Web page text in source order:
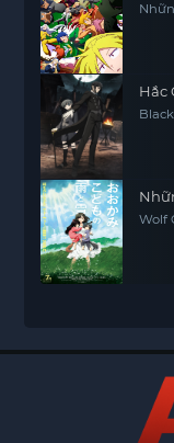
Hắc
Wolf